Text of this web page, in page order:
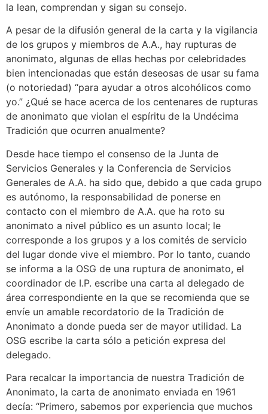
la lean, comprendan y sigan su consejo.
A pesar de la difusión general de la carta y la vigilancia
de los grupos y miembros de A.A., hay rupturas de
anonimato, algunas de ellas hechas por celebridades
bien intencionadas que están deseosas de usar su fama
(o notoriedad) “para ayudar a otros alcohólicos como
yo.” ¿Qué se hace acerca de los centenares de rupturas
de anonimato que violan el espíritu de la Undécima
Tradición que ocurren anualmente?
Desde hace tiempo el consenso de la Junta de
Servicios Generales y la Conferencia de Servicios
Generales de A.A. ha sido que, debido a que cada grupo
es autónomo, la responsabilidad de ponerse en
contacto con el miembro de A.A. que ha roto su
anonimato a nivel público es un asunto local; le
corresponde a los grupos y a los comités de servicio
del lugar donde vive el miembro. Por lo tanto, cuando
se informa a la OSG de una ruptura de anonimato, el
coordinador de I.P. escribe una carta al delegado de
área correspondiente en la que se recomienda que se
envíe un amable recordatorio de la Tradición de
Anonimato a donde pueda ser de mayor utilidad. La
OSG escribe la carta sólo a petición expresa del
delegado.
Para recalcar la importancia de nuestra Tradición de
Anonimato, la carta de anonimato enviada en 1961
decía: “Primero, sabemos por experiencia que muchos